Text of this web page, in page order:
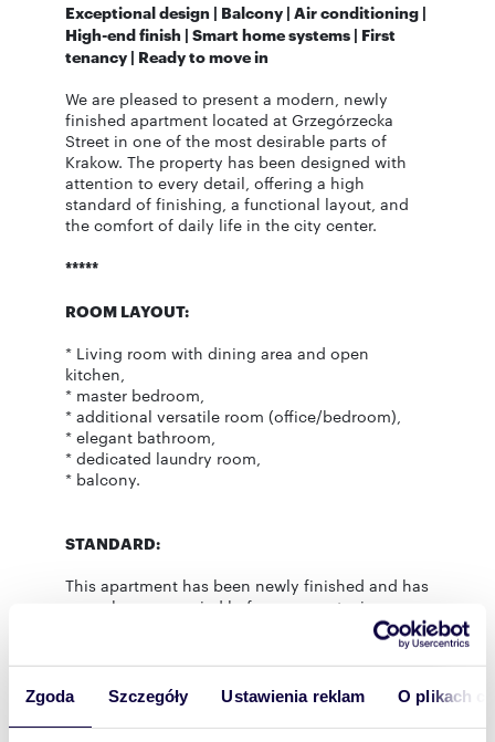
Zgoda Szczegóły Ustawienia reklam O plikach
Exceptional design | Balcony | Air conditioning |
High-end finish | Smart home systems | First
tenancy | Ready to move in
We are pleased to present a modern, newly
finished apartment located at Grzegórzecka
Street in one of the most desirable parts of
Krakow. The property has been designed with
attention to every detail, offering a high
standard of finishing, a functional layout, and
the comfort of daily life in the city center.
*****
ROOM LAYOUT:
* Living room with dining area and open
kitchen,
* master bedroom,
* additional versatile room (office/bedroom),
* elegant bathroom,
* dedicated laundry room,
* balcony.
STANDARD:
This apartment has been newly finished and has
never been occupied before, guaranteeing a
fresh and premium living experience. The
interior is designed in a coherent, elegant style
using high-end materials such as wood veneer
flooring and custom-made furniture. The
ambiance is enhanced by striking linear LED
lighting and modern track systems, allowing for